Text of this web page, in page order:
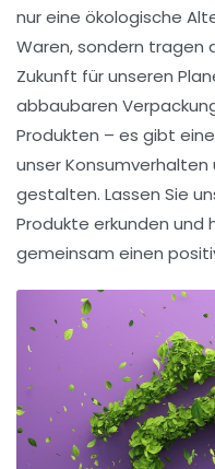
nur eine ökologische
Waren, sondern tragen
Zukunft für unseren
abbaubaren
Produkten – es gibt
unser
gestalten. Lassen Sie
Produkte erkunden und
gemeinsam einen